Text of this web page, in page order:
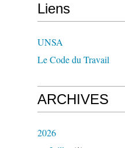
Liens
UNSA
Le Code du Travail
ARCHIVES
2026